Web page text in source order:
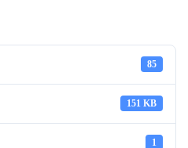
85
151 KB
1